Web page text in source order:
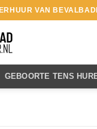
VAN
GEBOORTE TENS